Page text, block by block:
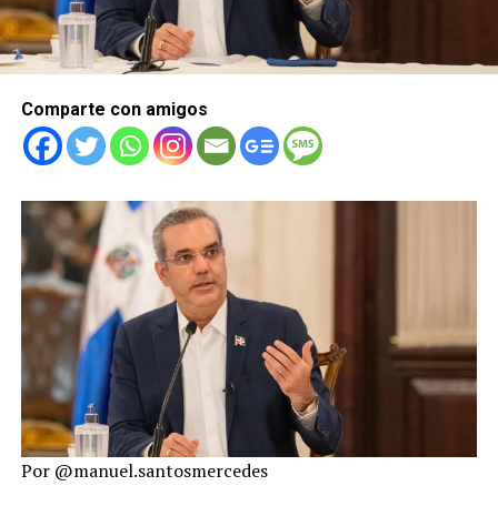
Comparte con amigos
Por @manuel.santosmercedes